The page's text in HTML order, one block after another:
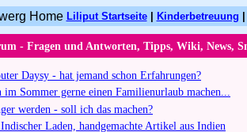
Liliput Startseite| Kinderbetreuung
- Fragen und Antworten, Tipps, Wiki, News,
Daysy - hat jemand schon Erfahrungen?
im Sommer gerne einen Familienurlaub machen...
werden - soll ich das machen?
Laden, handgemachte Artikel aus Indien